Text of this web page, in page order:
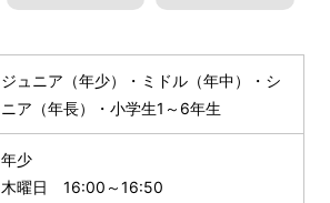
ジュニア（年少）・ミドル（年中）・シ
ニア（年長）・小学生1～6年生
年少
木曜日 16:00～16:50